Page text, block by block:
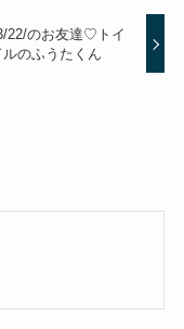
22/のお友達♡トイ
ルのふうたくん